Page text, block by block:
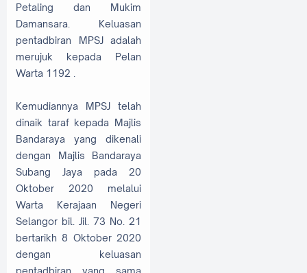
Petaling dan Mukim
Damansara. Keluasan
pentadbiran MPSJ adalah
merujuk kepada Pelan
Warta 1192 .
Kemudiannya MPSJ telah
dinaik taraf kepada Majlis
Bandaraya yang dikenali
dengan Majlis Bandaraya
Subang Jaya pada 20
Oktober 2020 melalui
Warta Kerajaan Negeri
Selangor bil. Jil. 73 No. 21
bertarikh 8 Oktober 2020
dengan keluasan
pentadbiran yang sama